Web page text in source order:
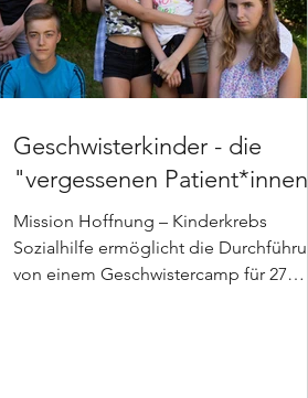
Geschwisterkinder - die
"vergessenen Patient*innen"
Mission Hoffnung – Kinderkrebs
Sozialhilfe ermöglicht die Durchführung
von einem Geschwistercamp für 27